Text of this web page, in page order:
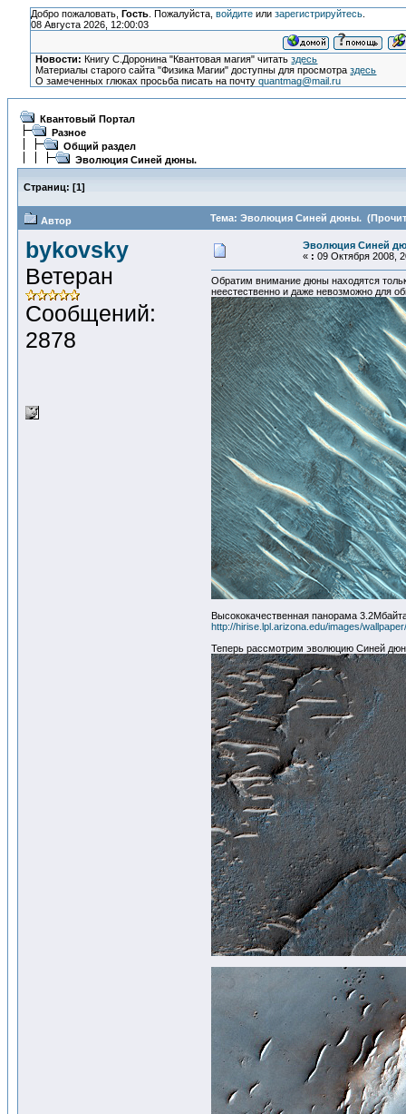
Добро пожаловать, Гость. Пожалуйста, войдитеили зарегистрируйтесь.
08 Августа 2026, 12:00:03
Новости: Книгу С.Доронина "Квантовая магия" читатьздесь
Материалы старого сайта "Физика Магии" доступны для просмотраздесь
О замеченных глюках просьба писать на почтуquantmag@mail.ru
Квантовый Портал
Разное
Общий раздел
Эволюция Синей дюны.
Страниц: [1]
Автор Тема: Эволюция Синей дюны.
bykovsky
Ветеран
Сообщений:
2878
Эволюция Синей
« : 09 Октября 2008,
Обратим внимание дюны находятся
неестественно и даже невозможно для
Высококачественная панорама
http://hirise.lpl.arizona.edu/images/
Теперь рассмотрим эволюцию Синей